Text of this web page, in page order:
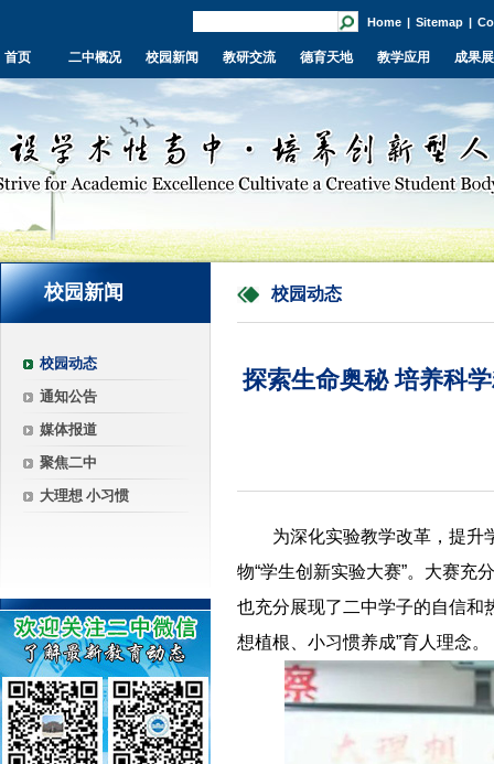
Home | Sitemap |
首页 二中概况 校园新闻 教研交流 德育天地 教学应用 成果
校园新闻
校园动态
通知公告
媒体报道
聚焦二中
大理想 小习惯
校园动态
探索生命奥秘 培养科
为深化实验教学改革，提升
物“学生创新实验大赛”。大赛充
也充分展现了二中学子的自信和
想植根、小习惯养成”育人理念。